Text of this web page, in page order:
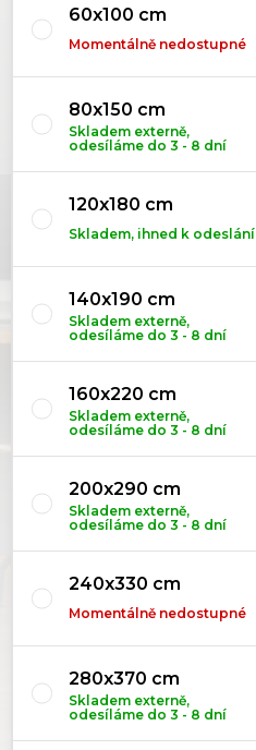
60x100 cm
Momentálně nedostupné
80x150 cm
Skladem externě,
odesíláme do 3 - 8 dní
120x180 cm
Skladem, ihned k odeslání
140x190 cm
Skladem externě,
odesíláme do 3 - 8 dní
160x220 cm
Skladem externě,
odesíláme do 3 - 8 dní
200x290 cm
Skladem externě,
odesíláme do 3 - 8 dní
240x330 cm
Momentálně nedostupné
280x370 cm
Skladem externě,
odesíláme do 3 - 8 dní